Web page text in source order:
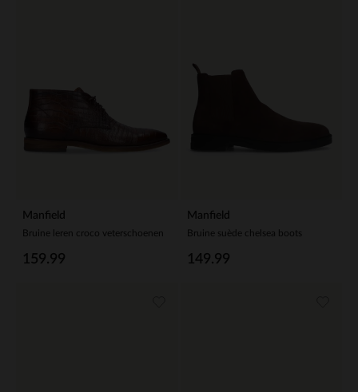
Manfield
Bruine leren croco veterschoenen
159.99
Manfield
Bruine suède chelsea boots
149.99